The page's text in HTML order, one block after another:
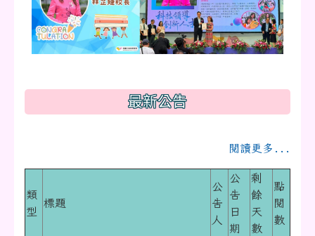
最新公告
閱讀更多...
類
型
標題
公
告
人
公
告
日
期
剩
餘
天
數
點
閱
數